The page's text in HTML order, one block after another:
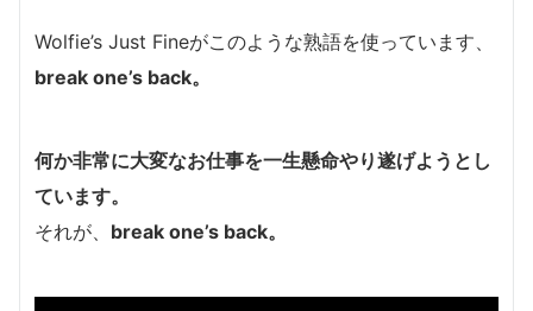
Wolfie’s Just Fineがこのような熟語を使っています、
break one’s back。
何か非常に大変なお仕事を一生懸命やり遂げようとし
ています。
それが、 break one’s back。